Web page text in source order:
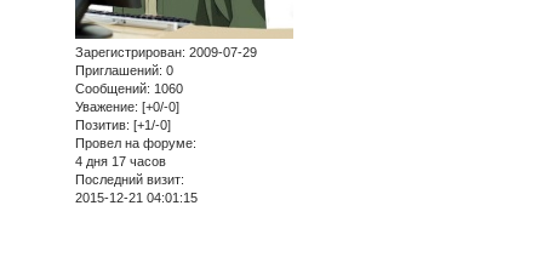
Зарегистрирован: 2009-07-29
Приглашений: 0
Сообщений: 1060
Уважение: [+0/-0]
Позитив: [+1/-0]
Провел на форуме:
4 дня 17 часов
Последний визит:
2015-12-21 04:01:15